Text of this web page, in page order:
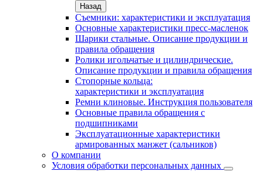
Назад
Съемники: характеристики и эксплуатация
Основные характеристики пресс‑масленок
Шарики стальные. Описание продукции и
правила обращения
Ролики игольчатые и цилиндрические.
Описание продукции и правила обращения
Стопорные кольца:
характеристики и эксплуатация
Ремни клиновые. Инструкция пользователя
Основные правила обращения с
подшипниками
Эксплуатационные характеристики
армированных манжет (сальников)
О компании
Условия обработки персональных данных